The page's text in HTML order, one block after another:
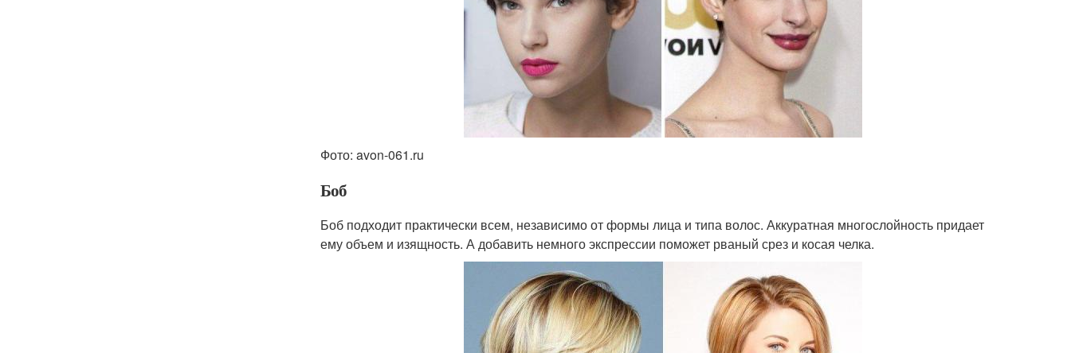
Фото: avon-061.ru
Боб
Боб подходит практически всем, независимо от формы лица и типа волос. Аккуратная многослойность придает
ему объем и изящность. А добавить немного экспрессии поможет рваный срез и косая челка.